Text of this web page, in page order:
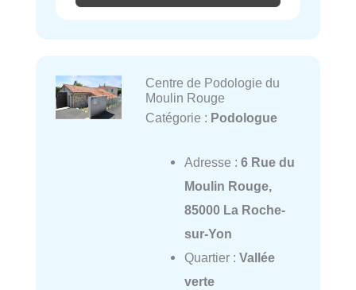
Centre de Podologie du
Moulin Rouge
Catégorie : Podologue
Adresse : 6 Rue du
Moulin Rouge,
85000 La Roche-
sur-Yon
Quartier : Vallée
verte